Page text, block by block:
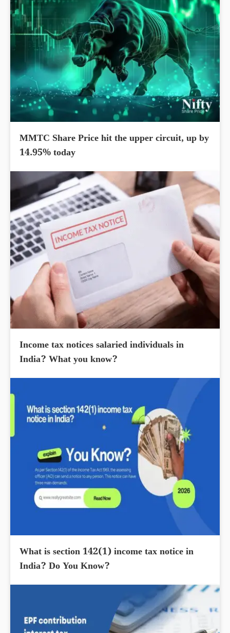
MMTC Share Price hit the upper circuit, up by
14.95% today
Income tax notices salaried individuals in
India? What you know?
What is section 142(1) income tax notice in
India? Do You Know?